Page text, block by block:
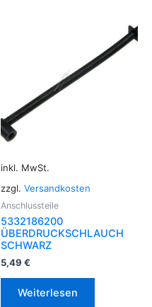
inkl. MwSt.
zzgl. Versandkosten
Anschlussteile
5332186200
ÜBERDRUCKSCHLAUCH
SCHWARZ
5,49 €
Weiterlesen